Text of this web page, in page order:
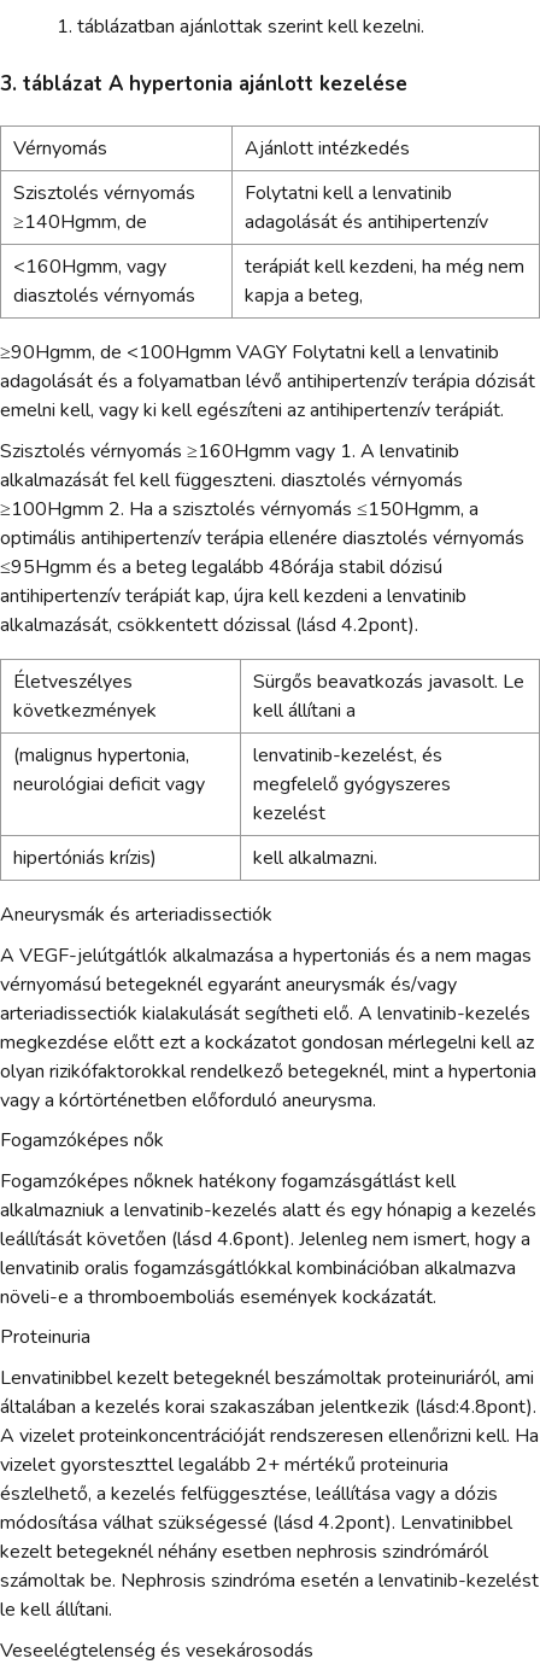
táblázatban ajánlottak szerint kell kezelni.
3. táblázat A hypertonia ajánlott kezelése
Vérnyomás
Ajánlott intézkedés
Szisztolés vérnyomás
≥140Hgmm, de
Folytatni kell a lenvatinib
adagolását és antihipertenzív
<160Hgmm, vagy
diasztolés vérnyomás
terápiát kell kezdeni, ha még nem
kapja a beteg,
≥90Hgmm, de <100Hgmm VAGY Folytatni kell a lenvatinib
adagolását és a folyamatban lévő antihipertenzív terápia dózisát
emelni kell, vagy ki kell egészíteni az antihipertenzív terápiát.
Szisztolés vérnyomás ≥160Hgmm vagy 1. A lenvatinib
alkalmazását fel kell függeszteni. diasztolés vérnyomás
≥100Hgmm 2. Ha a szisztolés vérnyomás ≤150Hgmm, a
optimális antihipertenzív terápia ellenére diasztolés vérnyomás
≤95Hgmm és a beteg legalább 48órája stabil dózisú
antihipertenzív terápiát kap, újra kell kezdeni a lenvatinib
alkalmazását, csökkentett dózissal (lásd 4.2pont).
Életveszélyes
következmények
Sürgős beavatkozás javasolt. Le
kell állítani a
(malignus hypertonia,
neurológiai deficit vagy
lenvatinib-kezelést, és
megfelelő gyógyszeres
kezelést
hipertóniás krízis)
kell alkalmazni.
Aneurysmák és arteriadissectiók
A VEGF-jelútgátlók alkalmazása a hypertoniás és a nem magas
vérnyomású betegeknél egyaránt aneurysmák és/vagy
arteriadissectiók kialakulását segítheti elő. A lenvatinib-kezelés
megkezdése előtt ezt a kockázatot gondosan mérlegelni kell az
olyan rizikófaktorokkal rendelkező betegeknél, mint a hypertonia
vagy a kórtörténetben előforduló aneurysma.
Fogamzóképes nők
Fogamzóképes nőknek hatékony fogamzásgátlást kell
alkalmazniuk a lenvatinib-kezelés alatt és egy hónapig a kezelés
leállítását követően (lásd 4.6pont). Jelenleg nem ismert, hogy a
lenvatinib oralis fogamzásgátlókkal kombinációban alkalmazva
növeli-e a thromboemboliás események kockázatát.
Proteinuria
Lenvatinibbel kezelt betegeknél beszámoltak proteinuriáról, ami
általában a kezelés korai szakaszában jelentkezik (lásd:4.8pont).
A vizelet proteinkoncentrációját rendszeresen ellenőrizni kell. Ha
vizelet gyorsteszttel legalább 2+ mértékű proteinuria
észlelhető, a kezelés felfüggesztése, leállítása vagy a dózis
módosítása válhat szükségessé (lásd 4.2pont). Lenvatinibbel
kezelt betegeknél néhány esetben nephrosis szindrómáról
számoltak be. Nephrosis szindróma esetén a lenvatinib-kezelést
le kell állítani.
Veseelégtelenség és vesekárosodás